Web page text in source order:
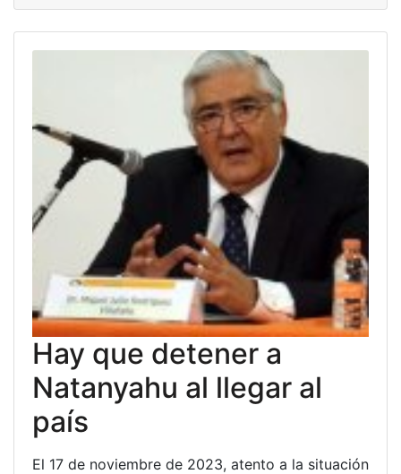
Hay que detener a
Natanyahu al llegar al
país
El 17 de noviembre de 2023, atento a la situación